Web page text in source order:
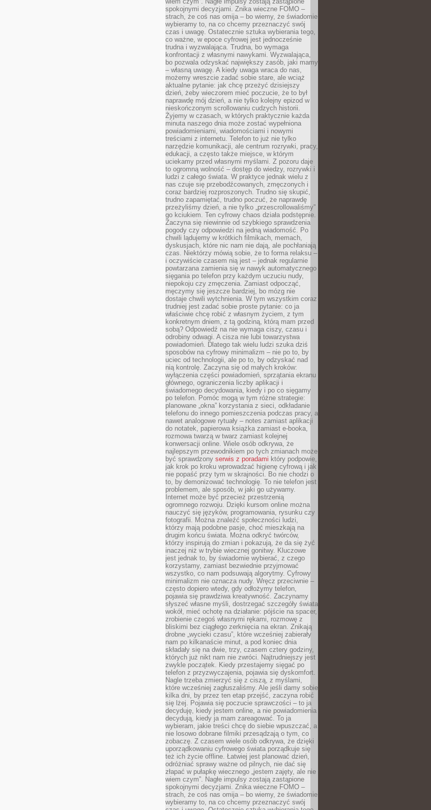
spokojnymi decyzjami. Znika wieczne FOMO –
strach, że coś nas omija – bo wiemy, że świadomie
wybieramy to, na co chcemy przeznaczyć swój
czas i uwagę. Ostatecznie sztuka wybierania tego,
co ważne, w epoce cyfrowej jest jednocześnie
trudna i wyzwalająca. Trudna, bo wymaga
konfrontacji z własnymi nawykami. Wyzwalająca,
bo pozwala odzyskać największy zasób, jaki mamy
– własną uwagę. A kiedy uwaga wraca do nas,
możemy wreszcie zadać sobie stare, ale wciąż
aktualne pytanie: jak chcę przeżyć dzisiejszy
dzień, żeby wieczorem mieć poczucie, że to był
naprawdę mój dzień, a nie tylko kolejny epizod w
nieskończonym scrollowaniu cudzych historii.
Żyjemy w czasach, w których praktycznie każda
minuta naszego dnia może zostać wypełniona
powiadomieniami, wiadomościami i nowymi
treściami z internetu. Telefon to już nie tylko
narzędzie komunikacji, ale centrum rozrywki, pracy,
edukacji, a często także miejsce, w którym
uciekamy przed własnymi myślami. Z pozoru daje
to ogromną wolność – dostęp do wiedzy, rozrywki i
ludzi z całego świata. W praktyce jednak wielu z
nas czuje się przebodźcowanych, zmęczonych i
coraz bardziej rozproszonych. Trudno się skupić,
trudno zapamiętać, trudno poczuć, że naprawdę
przeżyliśmy dzień, a nie tylko „przescrollowaliśmy”
go kciukiem. Ten cyfrowy chaos działa podstępnie.
Zaczyna się niewinnie od szybkiego sprawdzenia
pogody czy odpowiedzi na jedną wiadomość. Po
chwili lądujemy w krótkich filmikach, memach,
dyskusjach, które nic nam nie dają, ale pochłaniają
czas. Niektórzy mówią sobie, że to forma relaksu –
i oczywiście czasem nią jest – jednak regularnie
powtarzana zamienia się w nawyk automatycznego
sięgania po telefon przy każdym uczuciu nudy,
niepokoju czy zmęczenia. Zamiast odpocząć,
męczymy się jeszcze bardziej, bo mózg nie
dostaje chwili wytchnienia. W tym wszystkim coraz
trudniej jest zadać sobie proste pytanie: co ja
właściwie chcę robić z własnym życiem, z tym
konkretnym dniem, z tą godziną, którą mam przed
sobą? Odpowiedź na nie wymaga ciszy, czasu i
odrobiny odwagi. A cisza nie lubi towarzystwa
powiadomień. Dlatego tak wielu ludzi szuka dziś
sposobów na cyfrowy minimalizm – nie po to, by
uciec od technologii, ale po to, by odzyskać nad
nią kontrolę. Zaczyna się od małych kroków:
wyłączenia części powiadomień, sprzątania ekranu
głównego, ograniczenia liczby aplikacji i
świadomego decydowania, kiedy i po co sięgamy
po telefon. Pomóc mogą w tym różne strategie:
planowane „okna” korzystania z sieci, odkładanie
telefonu do innego pomieszczenia podczas pracy, a
nawet analogowe rytuały – notes zamiast aplikacji
do notatek, papierowa książka zamiast e-booka,
rozmowa twarzą w twarz zamiast kolejnej
konwersacji online. Wiele osób odkrywa, że
najlepszym przewodnikiem po tych zmianach może
być sprawdzony serwis z poradami który podpowie,
jak krok po kroku wprowadzać higienę cyfrową i jak
nie popaść przy tym w skrajności. Bo nie chodzi o
to, by demonizować technologię. To nie telefon jest
problemem, ale sposób, w jaki go używamy.
Internet może być przecież przestrzenią
ogromnego rozwoju. Dzięki kursom online można
nauczyć się języków, programowania, rysunku czy
fotografii. Można znaleźć społeczności ludzi,
którzy mają podobne pasje, choć mieszkają na
drugim końcu świata. Można odkryć twórców,
którzy inspirują do zmian i pokazują, że da się żyć
inaczej niż w trybie wiecznej gonitwy. Kluczowe
jest jednak to, by świadomie wybierać, z czego
korzystamy, zamiast bezwiednie przyjmować
wszystko, co nam podsuwają algorytmy. Cyfrowy
minimalizm nie oznacza nudy. Wręcz przeciwnie –
często dopiero wtedy, gdy odłożymy telefon,
pojawia się prawdziwa kreatywność. Zaczynamy
słyszeć własne myśli, dostrzegać szczegóły świata
wokół, mieć ochotę na działanie: pójście na spacer,
zrobienie czegoś własnymi rękami, rozmowę z
bliskimi bez ciągłego zerknięcia na ekran. Znikają
drobne „wycieki czasu”, które wcześniej zabierały
nam po kilkanaście minut, a pod koniec dnia
składały się na dwie, trzy, czasem cztery godziny,
których już nikt nam nie zwróci. Najtrudniejszy jest
zwykle początek. Kiedy przestajemy sięgać po
telefon z przyzwyczajenia, pojawia się dyskomfort.
Nagle trzeba zmierzyć się z ciszą, z myślami,
które wcześniej zagłuszaliśmy. Ale jeśli damy sobie
kilka dni, by przez ten etap przejść, zaczyna robić
się lżej. Pojawia się poczucie sprawczości – to ja
decyduję, kiedy jestem online, a nie powiadomienia
decydują, kiedy ja mam zareagować. To ja
wybieram, jakie treści chcę do siebie wpuszczać, a
nie losowo dobrane filmiki przesądzają o tym, co
zobaczę. Z czasem wiele osób odkrywa, że dzięki
uporządkowaniu cyfrowego świata porządkuje się
też ich życie offline. Łatwiej jest planować dzień,
odróżniać sprawy ważne od pilnych, nie dać się
złapać w pułapkę wiecznego „jestem zajęty, ale nie
wiem czym”. Nagłe impulsy zostają zastąpione
spokojnymi decyzjami. Znika wieczne FOMO –
strach, że coś nas omija – bo wiemy, że świadomie
wybieramy to, na co chcemy przeznaczyć swój